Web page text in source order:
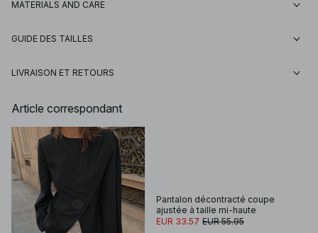
MATERIALS AND CARE
GUIDE DES TAILLES
LIVRAISON ET RETOURS
Article correspondant
Pantalon décontracté coupe
ajustée à taille mi-haute
EUR 33.57 EUR 55.95